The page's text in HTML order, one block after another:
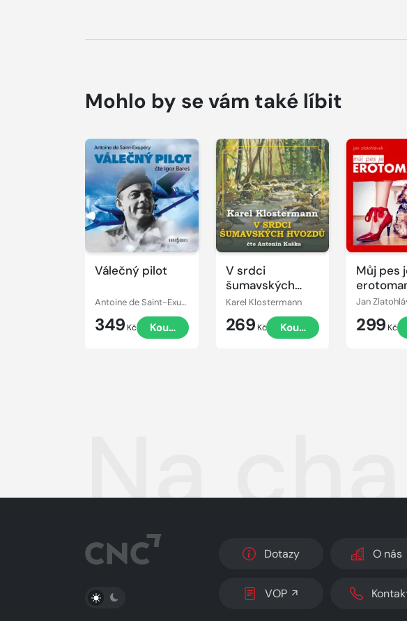
Mohlo by se vám také líbit
Válečný pilot
Antoine de Saint-Exupéry
349 Kč Koupit
Přehrát
ukázku
V srdci
šumavských
hvozdů
Karel Klostermann
269 Kč Koupit
Přehrát
ukázku
Můj pes
Jan
299 Kč
Přehrát
ukázku
Na
PŘEPNOUT SVĚTLÝ/TMAVÝ REŽIM
Dotazy O nás
VOP